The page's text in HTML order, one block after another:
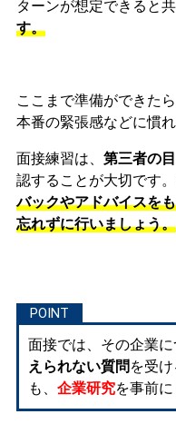
ターンが想定できると共
す。
ここまで準備ができた
本番の緊張感などに慣れ
面接練習は、 第三者の
認することが大切です
バックやアドバイスを
忘れずに行いましょう。
面接では、その企業に
えられない質問 を受
も、 企業研究を事前に